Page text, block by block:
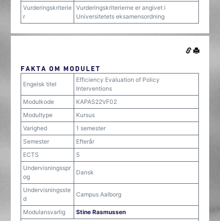
Vurderingskriterie
r
Vurderingskriterierne er angivet i
Universitetets eksamensordning
FAKTA OM MODULET
Engelsk titel
Efficiency Evaluation of Policy
Interventions
Modulkode
KAPAS22VF02
Modultype
Kursus
Varighed
1 semester
Semester
Efterår
ECTS
5
Undervisningsspr
og
Dansk
Undervisningsste
d
Campus Aalborg
Modulansvarlig
Stine Rasmussen